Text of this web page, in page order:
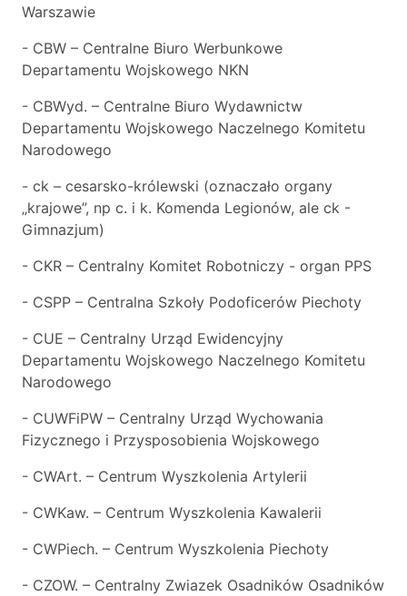
Warszawie
- CBW – Centralne Biuro Werbunkowe
Departamentu Wojskowego NKN
- CBWyd. – Centralne Biuro Wydawnictw
Departamentu Wojskowego Naczelnego Komitetu
Narodowego
- ck – cesarsko-królewski (oznaczało organy
„krajowe”, np c. i k. Komenda Legionów, ale ck -
Gimnazjum)
- CKR – Centralny Komitet Robotniczy - organ PPS
- CSPP – Centralna Szkoły Podoficerów Piechoty
- CUE – Centralny Urząd Ewidencyjny
Departamentu Wojskowego Naczelnego Komitetu
Narodowego
- CUWFiPW – Centralny Urząd Wychowania
Fizycznego i Przysposobienia Wojskowego
- CWArt. – Centrum Wyszkolenia Artylerii
- CWKaw. – Centrum Wyszkolenia Kawalerii
- CWPiech. – Centrum Wyszkolenia Piechoty
- CZOW. – Centralny Zwiazek Osadników Osadników